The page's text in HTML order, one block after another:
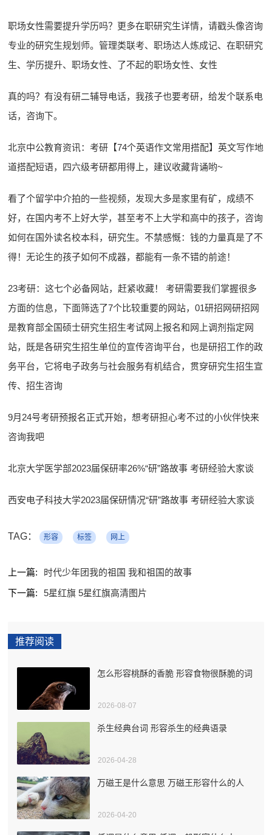
职场女性需要提升学历吗？更多在职研究生详情，请戳头像咨询
专业的研究生规划师。管理类联考、职场达人炼成记、在职研究
生、学历提升、职场女性、了不起的职场女性、女性
真的吗？有没有研二辅导电话，我孩子也要考研，给发个联系电
话，咨询下。
北京中公教育资讯：考研【74个英语作文常用搭配】英文写作地
道搭配短语，四六级考研都用得上，建议收藏背诵哟~
看了个留学中介拍的一些视频，发现大多是家里有矿，成绩不
好，在国内考不上好大学，甚至考不上大学和高中的孩子，咨询
如何在国外读名校本科，研究生。不禁感慨：钱的力量真是了不
得！无论生的孩子如何不成器，都能有一条不错的前途！
23考研：这七个必备网站，赶紧收藏！ 考研需要我们掌握很多
方面的信息，下面筛选了7个比较重要的网站，01研招网研招网
是教育部全国硕士研究生招生考试网上报名和网上调剂指定网
站，既是各研究生招生单位的宣传咨询平台，也是研招工作的政
务平台，它将电子政务与社会服务有机结合，贯穿研究生招生宣
传、招生咨询
9月24号考研预报名正式开始，想考研担心考不过的小伙伴快来
咨询我吧
北京大学医学部2023届保研率26%“研”路故事 考研经验大家谈
西安电子科技大学2023届保研情况“研”路故事 考研经验大家谈
TAG： 形容 标签 网上
上一篇:
时代少年团我的祖国 我和祖国的故事
下一篇:
5星红旗 5星红旗高清图片
推荐阅读
怎么形容桃酥的香脆 形容食物很酥脆的词
2026-08-07
杀生经典台词 形容杀生的经典语录
2026-04-28
万磁王是什么意思 万磁王形容什么的人
2026-04-20